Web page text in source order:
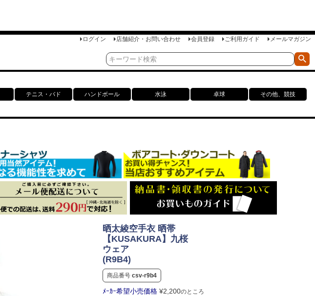
ログイン 店舗紹介・お問い合わせ 会員登録 ご利用ガイド メールマガジン
テニス・バド ハンドボール 水泳 卓球
その他、競技
晒太綾空手衣 晒帯
【KUSAKURA】九桜
ウェア
(R9B4)
商品番号 csv-r9b4
ﾒｰｶｰ希望小売価格 ¥2,200のところ